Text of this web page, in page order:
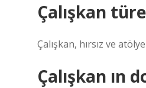
Çalışkan
Çalışkan, hırsız ve
Çalışkan ın